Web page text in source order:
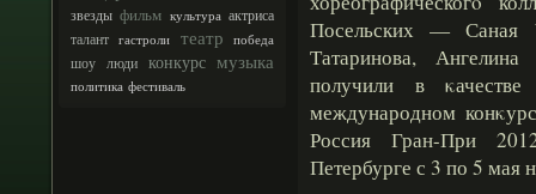
звезды фильм культура актриса
талант гастроли театр победа
шоу люди конкурс музыка
политика фестиваль
Посельских — Саная
Татаринова,
получили в
международном
Россия Гран-При
Петербурге с 3 по 5 мая